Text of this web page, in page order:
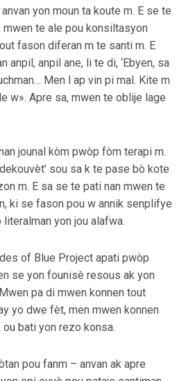
yon moun ta koute m. E se te
te ale pou konsiltasyon
fason diferan m te santi m. E
anpil, anpil ane, li te di, ‘Ebyen, sa
Men l ap vin pi mal. Kite m
w». Apre sa, mwen te oblije lage
jounal kòm pwòp fòm terapi m.
sou sa k te pase bò kote
m. E sa se te pati nan mwen te
ki se fason pou w annik senplifye
yon jou alafwa.
of Blue Project apati pwòp
se yon founisè resous ak yon
pa di mwen konnen tout
yo dwe fèt, men mwen konnen
bati yon rezo konsa.
pou fanm – anvan ak apre